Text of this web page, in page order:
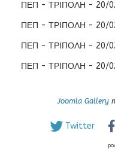
ΠΕΠ - ΤΡΙΠΟΛΗ - 20/
ΠΕΠ - ΤΡΙΠΟΛΗ - 20/
ΠΕΠ - ΤΡΙΠΟΛΗ - 20/
ΠΕΠ - ΤΡΙΠΟΛΗ - 20/
Joomla Gallery
Twitter